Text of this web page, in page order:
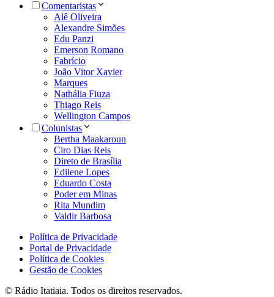
Comentaristas
Alê Oliveira
Alexandre Simões
Edu Panzi
Emerson Romano
Fabrício
João Vitor Xavier
Marques
Nathália Fiuza
Thiago Reis
Wellington Campos
Colunistas
Bertha Maakaroun
Ciro Dias Reis
Direto de Brasília
Edilene Lopes
Eduardo Costa
Poder em Minas
Rita Mundim
Valdir Barbosa
Política de Privacidade
Portal de Privacidade
Política de Cookies
Gestão de Cookies
© Rádio Itatiaia. Todos os direitos reservados.